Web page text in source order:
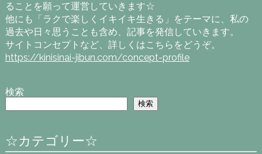
ることを願って運営していきます☆
他にも「ラクで楽しくイキイキ生きる」をテーマに、私の
過去や日々思うことも含め、記事を発信していきます。
サイトコンセプトなど、詳しくはこちらをどうぞ。
https://kinisinai-jibun.com/concept-profile
検索
検索
☆カテゴリー☆